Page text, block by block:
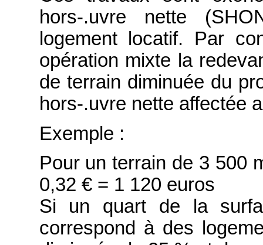
hors-.uvre nette
logement locatif. Par
opération mixte la
de terrain diminuée du
hors-.uvre nette affectée
Exemple :
Pour un terrain de 3 500
0,32 € = 1 120 euros
Si un quart de la
correspond à des